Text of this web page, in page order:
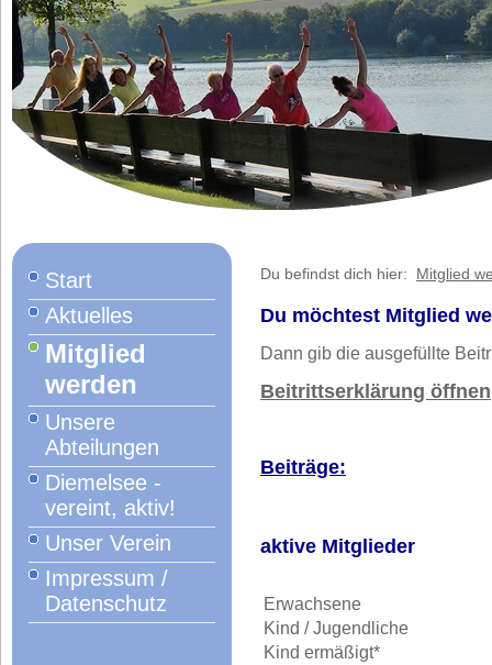
Start
Aktuelles
Mitglied
werden
Unsere
Abteilungen
Diemelsee -
vereint, aktiv!
Unser Verein
Impressum /
Datenschutz
Du befindst dich hier: Mitglied
Du möchtest Mitglied
Dann gib die ausgefüllte
Beitrittserklärung öffnen
Beiträge:
aktive Mitglieder
Erwachsene
Kind / Jugendliche
Kind ermäßigt*